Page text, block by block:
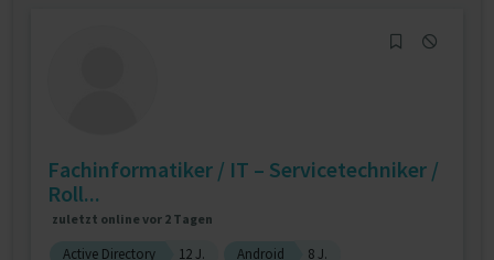
Fachinformatiker / IT – Servicetechniker /
Roll...
zuletzt online vor 2 Tagen
Active Directory 12 J. Android
8 J.